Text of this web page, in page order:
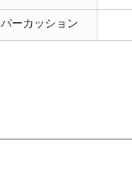
パーカッション